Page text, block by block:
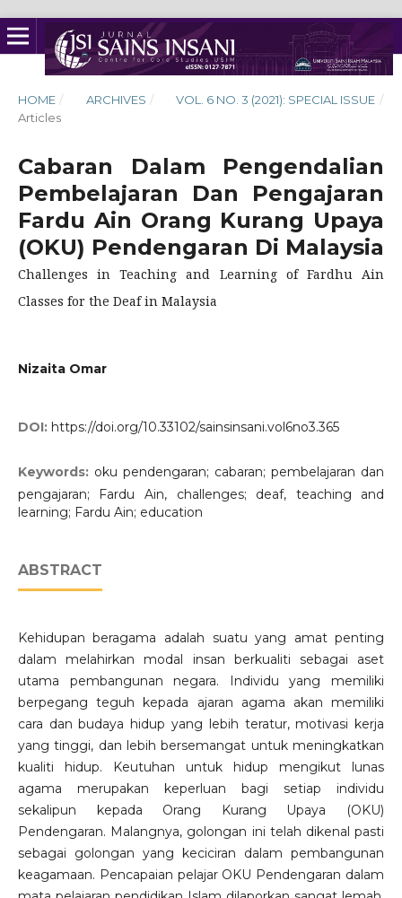
HOME / ARCHIVES / VOL. 6 NO. 3 (2021): SPECIAL ISSUE /
Articles
Cabaran Dalam Pengendalian
Pembelajaran Dan Pengajaran
Fardu Ain Orang Kurang Upaya
(OKU) Pendengaran Di Malaysia
Challenges in Teaching and Learning of Fardhu Ain
Classes for the Deaf in Malaysia
Nizaita Omar
DOI: https://doi.org/10.33102/sainsinsani.vol6no3.365
Keywords: oku pendengaran; cabaran; pembelajaran dan
pengajaran; Fardu Ain, challenges; deaf, teaching and
learning; Fardu Ain; education
ABSTRACT
Kehidupan beragama adalah suatu yang amat penting
dalam melahirkan modal insan berkualiti sebagai aset
utama pembangunan negara. Individu yang memiliki
berpegang teguh kepada ajaran agama akan memiliki
cara dan budaya hidup yang lebih teratur, motivasi kerja
yang tinggi, dan lebih bersemangat untuk meningkatkan
kualiti hidup. Keutuhan untuk hidup mengikut lunas
agama merupakan keperluan bagi setiap individu
sekalipun kepada Orang Kurang Upaya (OKU)
Pendengaran. Malangnya, golongan ini telah dikenal pasti
sebagai golongan yang keciciran dalam pembangunan
keagamaan. Pencapaian pelajar OKU Pendengaran dalam